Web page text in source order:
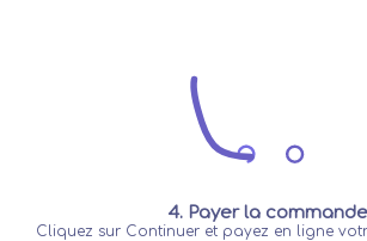
4. Payer la commande
Cliquez sur Continuer et payez en ligne